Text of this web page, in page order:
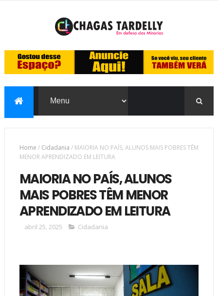
Home / Cidadania / MAIORIA NO PAÍS, ALUNOS MAIS POBRES TÊM
MENOR APRENDIZADO EM LEITURA
MAIORIA NO PAÍS, ALUNOS
MAIS POBRES TÊM MENOR
APRENDIZADO EM LEITURA
abril 25, 2025 Cidadania